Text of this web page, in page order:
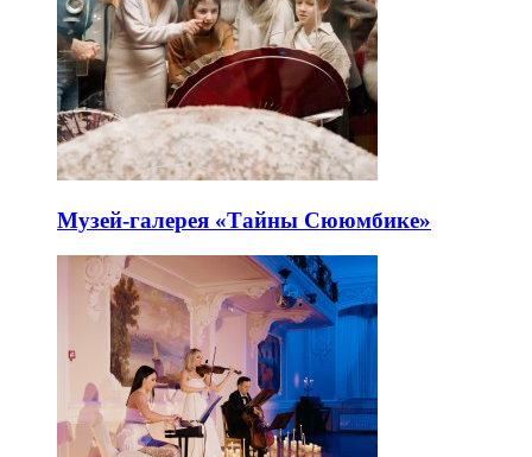
Музей-галерея «Тайны Сююмбике»